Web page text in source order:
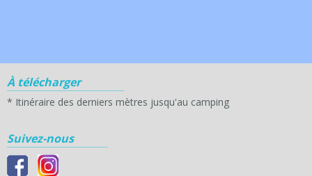
À télécharger
* Itinéraire des derniers mètres jusqu'au camping
Suivez-nous